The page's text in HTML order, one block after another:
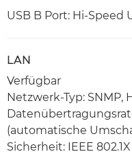
USB B Port: Hi-Speed
LAN
Verfügbar
Netzwerk-Typ: SNMP,
(automatische
Sicherheit: IEEE 802.1X